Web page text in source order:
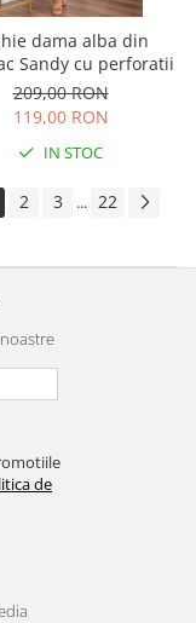
dama alba din
Sandy cu perforatii
209,00 RON
119,00 RON
IN STOC
2 3 ... 22
de